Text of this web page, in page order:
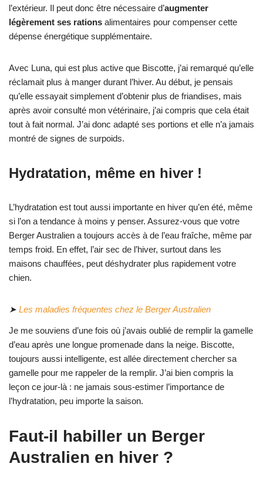
l’extérieur. Il peut donc être nécessaire d’augmenter
légèrement ses rations alimentaires pour compenser cette
dépense énergétique supplémentaire.
Avec Luna, qui est plus active que Biscotte, j’ai remarqué qu’elle
réclamait plus à manger durant l’hiver. Au début, je pensais
qu’elle essayait simplement d’obtenir plus de friandises, mais
après avoir consulté mon vétérinaire, j’ai compris que cela était
tout à fait normal. J’ai donc adapté ses portions et elle n’a jamais
montré de signes de surpoids.
Hydratation, même en hiver !
L’hydratation est tout aussi importante en hiver qu’en été, même
si l’on a tendance à moins y penser. Assurez-vous que votre
Berger Australien a toujours accès à de l’eau fraîche, même par
temps froid. En effet, l’air sec de l’hiver, surtout dans les
maisons chauffées, peut déshydrater plus rapidement votre
chien.
➤ Les maladies fréquentes chez le Berger Australien
Je me souviens d’une fois où j’avais oublié de remplir la gamelle
d’eau après une longue promenade dans la neige. Biscotte,
toujours aussi intelligente, est allée directement chercher sa
gamelle pour me rappeler de la remplir. J’ai bien compris la
leçon ce jour-là : ne jamais sous-estimer l’importance de
l’hydratation, peu importe la saison.
Faut-il habiller un Berger
Australien en hiver ?